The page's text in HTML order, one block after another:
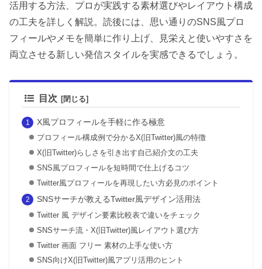
活用する方法、プロが実践する素材選びやレイアウト構成
の工夫を詳しく解説。読後には、思い通りのSNS風プロ
フィールやメモを簡単に作り上げ、見栄えと使いやすさを
両立させる新しい発信スタイルを実感できるでしょう。
目次
X風プロフィールを手軽に作る極意
プロフィール構成例で分かるX(旧Twitter)風の特徴
X(旧Twitter)らしさを引き出す自己紹介文の工夫
SNS風プロフィールを短時間で仕上げるコツ
Twitter風プロフィールを再現したい方必見のポイント
SNSサーチが教えるTwitter風デザイン活用法
Twitter 風 デザイン要素比較表で違いをチェック
SNSサーチ流・X(旧Twitter)風レイアウト選び方
Twitter 画面 フリー 素材の上手な使い方
SNS向けX(旧Twitter)風アプリ活用のヒント